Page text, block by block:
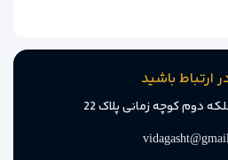
ارتباط باشید
دوم کوچه زمانی پلاک 22